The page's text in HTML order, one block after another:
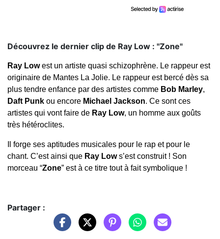
Découvrez le dernier clip de Ray Low : "Zone"
Ray Lowest un artiste quasi schizophrène. Le rappeur est
originaire de Mantes La Jolie. Le rappeur est bercé dès sa
plus tendre enfance par des artistes comme Bob Marley,
Daft Punk ou encore Michael Jackson. Ce sont ces
artistes qui vont faire de Ray Low, un homme aux goûts
très hétéroclites.
Il forge ses aptitudes musicales pour le rap et pour le
chant. C’est ainsi que Ray Lows’est construit ! Son
morceau “Zone” est à ce titre tout à fait symbolique !
Partager :